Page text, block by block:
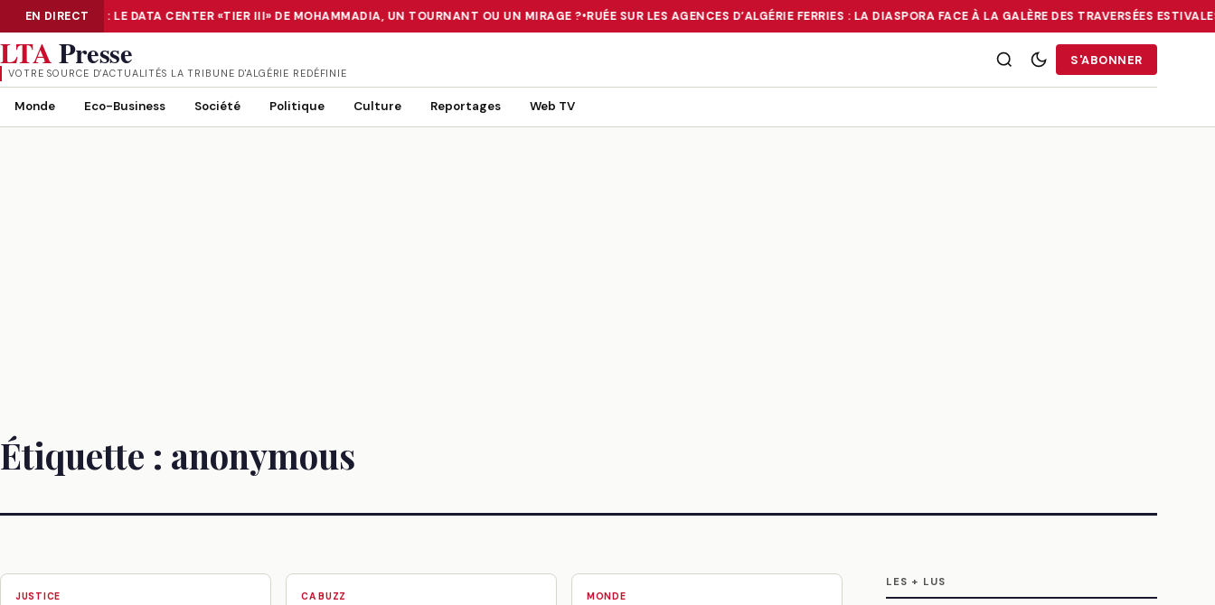
EN DIRECT
NUMÉRISATION : LE DATA CENTER «TIER III» DE MOHAMMADIA, UN TOURNANT OU UN MIRAGE ? •RUÉE SUR LES AGENCES D’ALGÉRIE FERRIES : LA DIASPORA FACE À LA GALÈRE DES TRAVERSÉES ESTIVALES
NUMÉRISATION : LE DATA CENTER «TIER III» DE MOHAMMADIA, UN TOURNANT OU UN MIRAGE ?• RUÉE SUR LES AGENCES D’ALGÉRIE FERRIES : LA DIASPORA FACE À LA GALÈRE DES TRAVERSÉES
LTAPresse
VOTRE SOURCE D’ACTUALITÉS LA TRIBUNE D'ALGÉRIE REDÉFINIE
S'ABONNER
Monde Eco-Business Société Politique Culture Reportages Web TV
Étiquette : anonymous
JUSTICE CA BUZZ MONDE
LES + LUS